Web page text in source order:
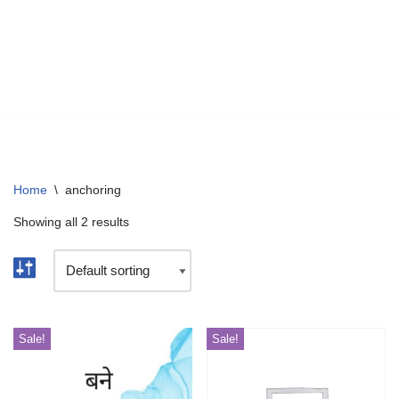
Home \ anchoring
Showing all 2 results
Sale! Sale!